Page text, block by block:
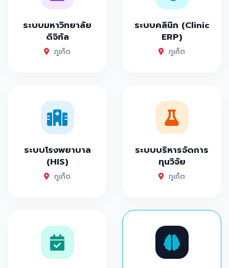
ระบบมหาวิทยาลัย
ดิจิทัล
ภูเก็ต
ระบบคลินิก (Clinic
ERP)
ภูเก็ต
ระบบโรงพยาบาล
(HIS)
ภูเก็ต
ระบบบริหารจัดการ
ทุนวิจัย
ภูเก็ต